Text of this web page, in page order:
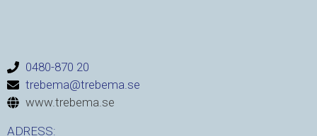
0480-870 20
trebema@trebema.se
www.trebema.se
ADRESS: